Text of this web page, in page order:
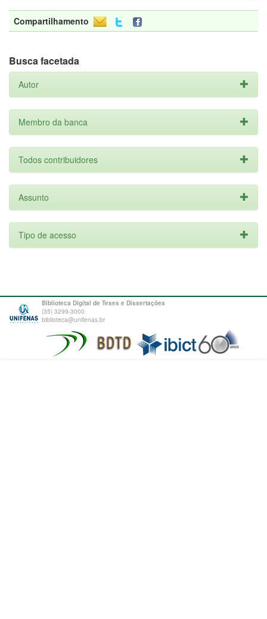
Compartilhamento
Busca facetada
Autor
Membro da banca
Todos contribuidores
Assunto
Tipo de acesso
Biblioteca Digital de Teses e Dissertações
(35) 3299-3000
biblioteca@unifenas.br